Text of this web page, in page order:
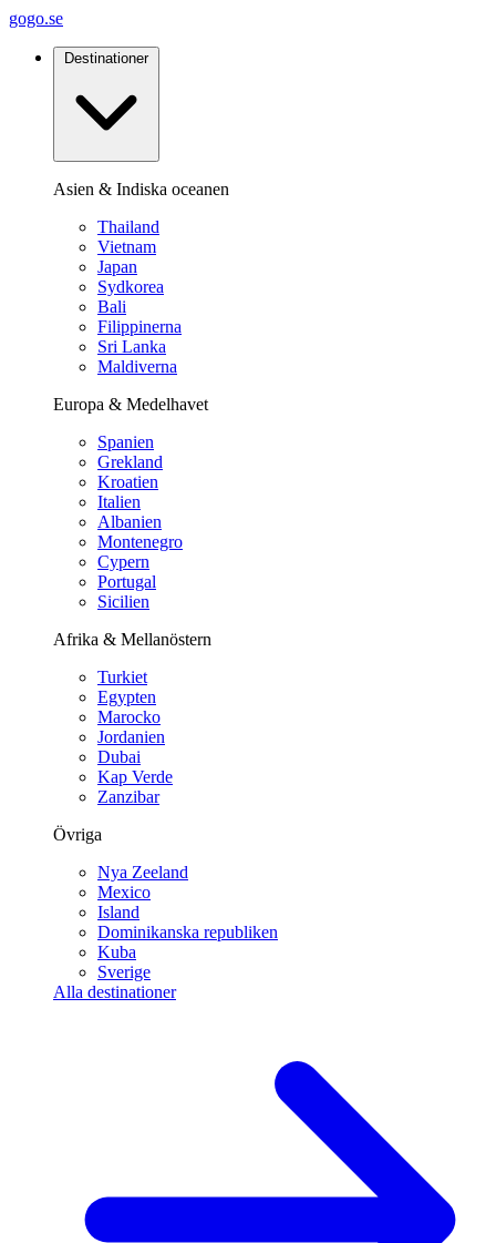
gogo.se
Destinationer
Asien & Indiska oceanen
Thailand
Vietnam
Japan
Sydkorea
Bali
Filippinerna
Sri Lanka
Maldiverna
Europa & Medelhavet
Spanien
Grekland
Kroatien
Italien
Albanien
Montenegro
Cypern
Portugal
Sicilien
Afrika & Mellanöstern
Turkiet
Egypten
Marocko
Jordanien
Dubai
Kap Verde
Zanzibar
Övriga
Nya Zeeland
Mexico
Island
Dominikanska republiken
Kuba
Sverige
Alla destinationer